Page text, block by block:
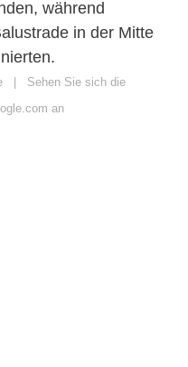
während
in der Mitte
| Sehen Sie sich die
an